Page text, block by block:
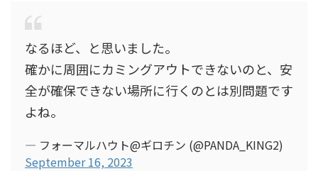
なるほど、と思いました。
確かに周囲にカミングアウトできないのと、安
全が確保できない場所に行くのとは別問題です
よね。
— フォーマルハウト@ギロチン (@PANDA_KING2)
September 16, 2023